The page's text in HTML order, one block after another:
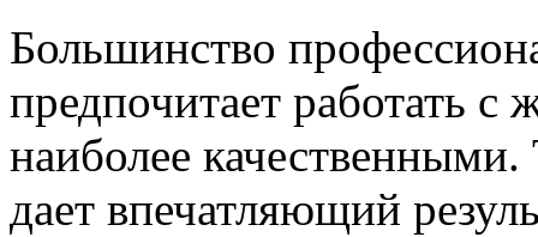
Большинство
предпочитает работать
наиболее качественными.
дает впечатляющий